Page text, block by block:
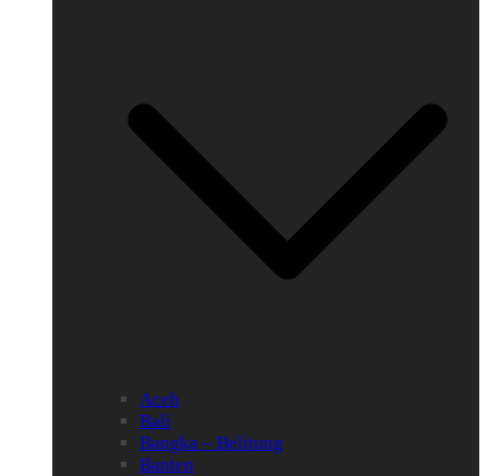
Aceh
Bali
Bangka – Belitung
Banten